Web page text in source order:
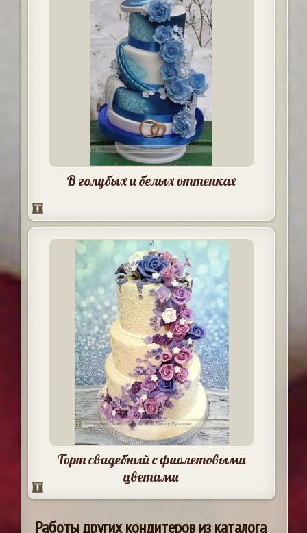
В голубых и белых оттенках
Торт свадебный с фиолетовыми
цветами
Работы других кондитеров из каталога